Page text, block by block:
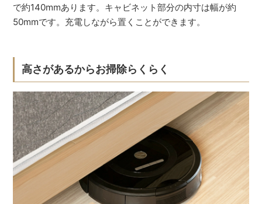
で約140mmあります。キャビネット部分の内寸は幅が約
50mmです。充電しながら置くことができます。
高さがあるからお掃除らくらく